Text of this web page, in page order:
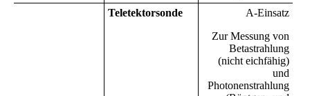
Teletektorsonde
A-Einsatz
Zur Messung von
Betastrahlung
(nicht eichfähig)
und
Photonenstrahlung